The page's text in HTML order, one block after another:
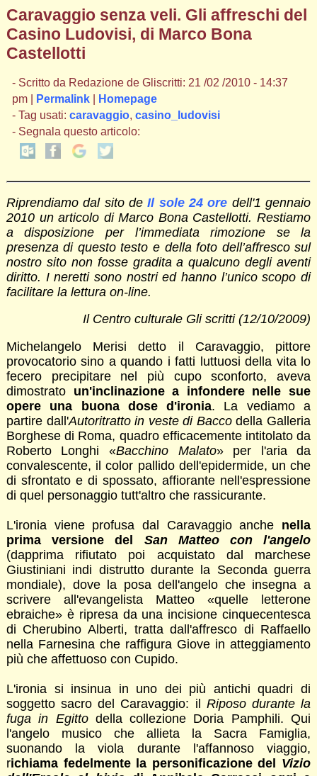
Caravaggio senza veli. Gli affreschi del
Casino Ludovisi, di Marco Bona
Castellotti
- Scritto da Redazione de Gliscritti: 21 /02 /2010 - 14:37
pm |
Permalink|
Homepage
- Tag usati: caravaggio, casino_ludovisi
- Segnala questo articolo:
Riprendiamo dal sito deIl sole 24 ore dell'1 gennaio
2010 un articolo di Marco Bona Castellotti. Restiamo
a disposizione per l’immediata rimozione se la
presenza di questo testo e della foto dell’affresco sul
nostro sito non fosse gradita a qualcuno degli aventi
diritto. I neretti sono nostri ed hanno l’unico scopo di
facilitare la lettura on-line.
Il Centro culturale Gli scritti (12/10/2009)
Michelangelo Merisi detto il Caravaggio, pittore
provocatorio sino a quando i fatti luttuosi della vita lo
fecero precipitare nel più cupo sconforto, aveva
dimostrato un'inclinazione a infondere nelle sue
opere una buona dose d'ironia. La vediamo a
partire dall'Autoritratto in veste di Baccodella Galleria
Borghese di Roma, quadro efficacemente intitolato da
Roberto Longhi «Bacchino Malato» per l'aria da
convalescente, il color pallido dell'epidermide, un che
di sfrontato e di spossato, affiorante nell'espressione
di quel personaggio tutt'altro che rassicurante.
L'ironia viene profusa dal Caravaggio anche nella
prima versione del San Matteo con l'angelo
(dapprima rifiutato poi acquistato dal marchese
Giustiniani indi distrutto durante la Seconda guerra
mondiale), dove la posa dell'angelo che insegna a
scrivere all'evangelista Matteo «quelle letterone
ebraiche» è ripresa da una incisione cinquecentesca
di Cherubino Alberti, tratta dall'affresco di Raffaello
nella Farnesina che raffigura Giove in atteggiamento
più che affettuoso con Cupido.
L'ironia si insinua in uno dei più antichi quadri di
soggetto sacro del Caravaggio: il Riposo durante la
fuga in Egitto della collezione Doria Pamphili. Qui
l'angelo musico che allieta la Sacra Famiglia,
suonando la viola durante l'affannoso viaggio,
richiama fedelmente la personificazione del Vizio